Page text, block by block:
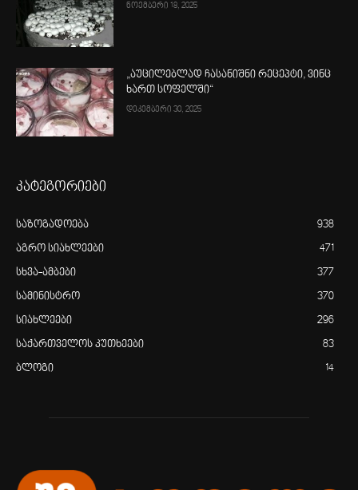
ნოემბერი 18, 2025
„აუცილებლად ჩასანიშნი რეცეპტი, ვინც
ხართ სოფელში“
დეკემბერი 30, 2025
კატეგორიები
საზოგადოება 938
აგრო სიახლეები 471
სხვა-ამბები 377
სამინისტრო 370
სიახლეები 296
საქართველოს კუთხეები 83
ბლოგი 14